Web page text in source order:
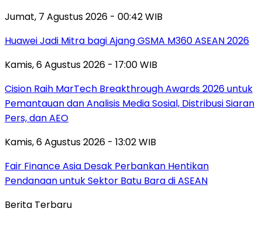
Jumat, 7 Agustus 2026 - 00:42 WIB
Huawei Jadi Mitra bagi Ajang GSMA M360 ASEAN 2026
Kamis, 6 Agustus 2026 - 17:00 WIB
Cision Raih MarTech Breakthrough Awards 2026 untuk
Pemantauan dan Analisis Media Sosial, Distribusi Siaran
Pers, dan AEO
Kamis, 6 Agustus 2026 - 13:02 WIB
Fair Finance Asia Desak Perbankan Hentikan
Pendanaan untuk Sektor Batu Bara di ASEAN
Berita Terbaru